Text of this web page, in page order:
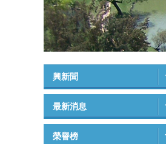
興新聞
最新消息
榮譽榜